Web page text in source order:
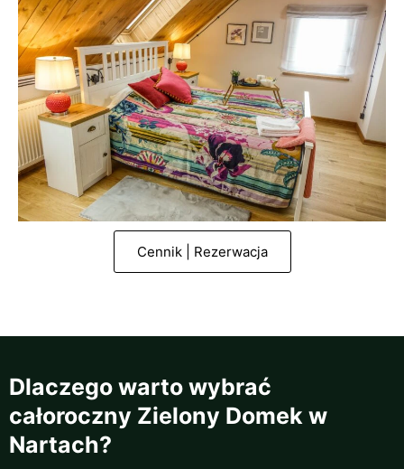
Cennik | Rezerwacja
Dlaczego warto wybrać
całoroczny Zielony Domek w
Nartach?